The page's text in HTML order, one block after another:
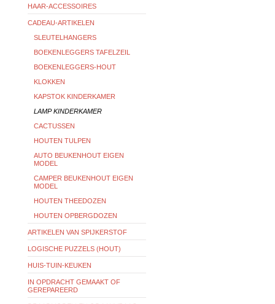
HAAR-ACCESSOIRES
CADEAU-ARTIKELEN
SLEUTELHANGERS
BOEKENLEGGERS TAFELZEIL
BOEKENLEGGERS-HOUT
KLOKKEN
KAPSTOK KINDERKAMER
LAMP KINDERKAMER
CACTUSSEN
HOUTEN TULPEN
AUTO BEUKENHOUT EIGEN
MODEL
CAMPER BEUKENHOUT EIGEN
MODEL
HOUTEN THEEDOZEN
HOUTEN OPBERGDOZEN
ARTIKELEN VAN SPIJKERSTOF
LOGISCHE PUZZELS (HOUT)
HUIS-TUIN-KEUKEN
IN OPDRACHT GEMAAKT OF
GEREPAREERD